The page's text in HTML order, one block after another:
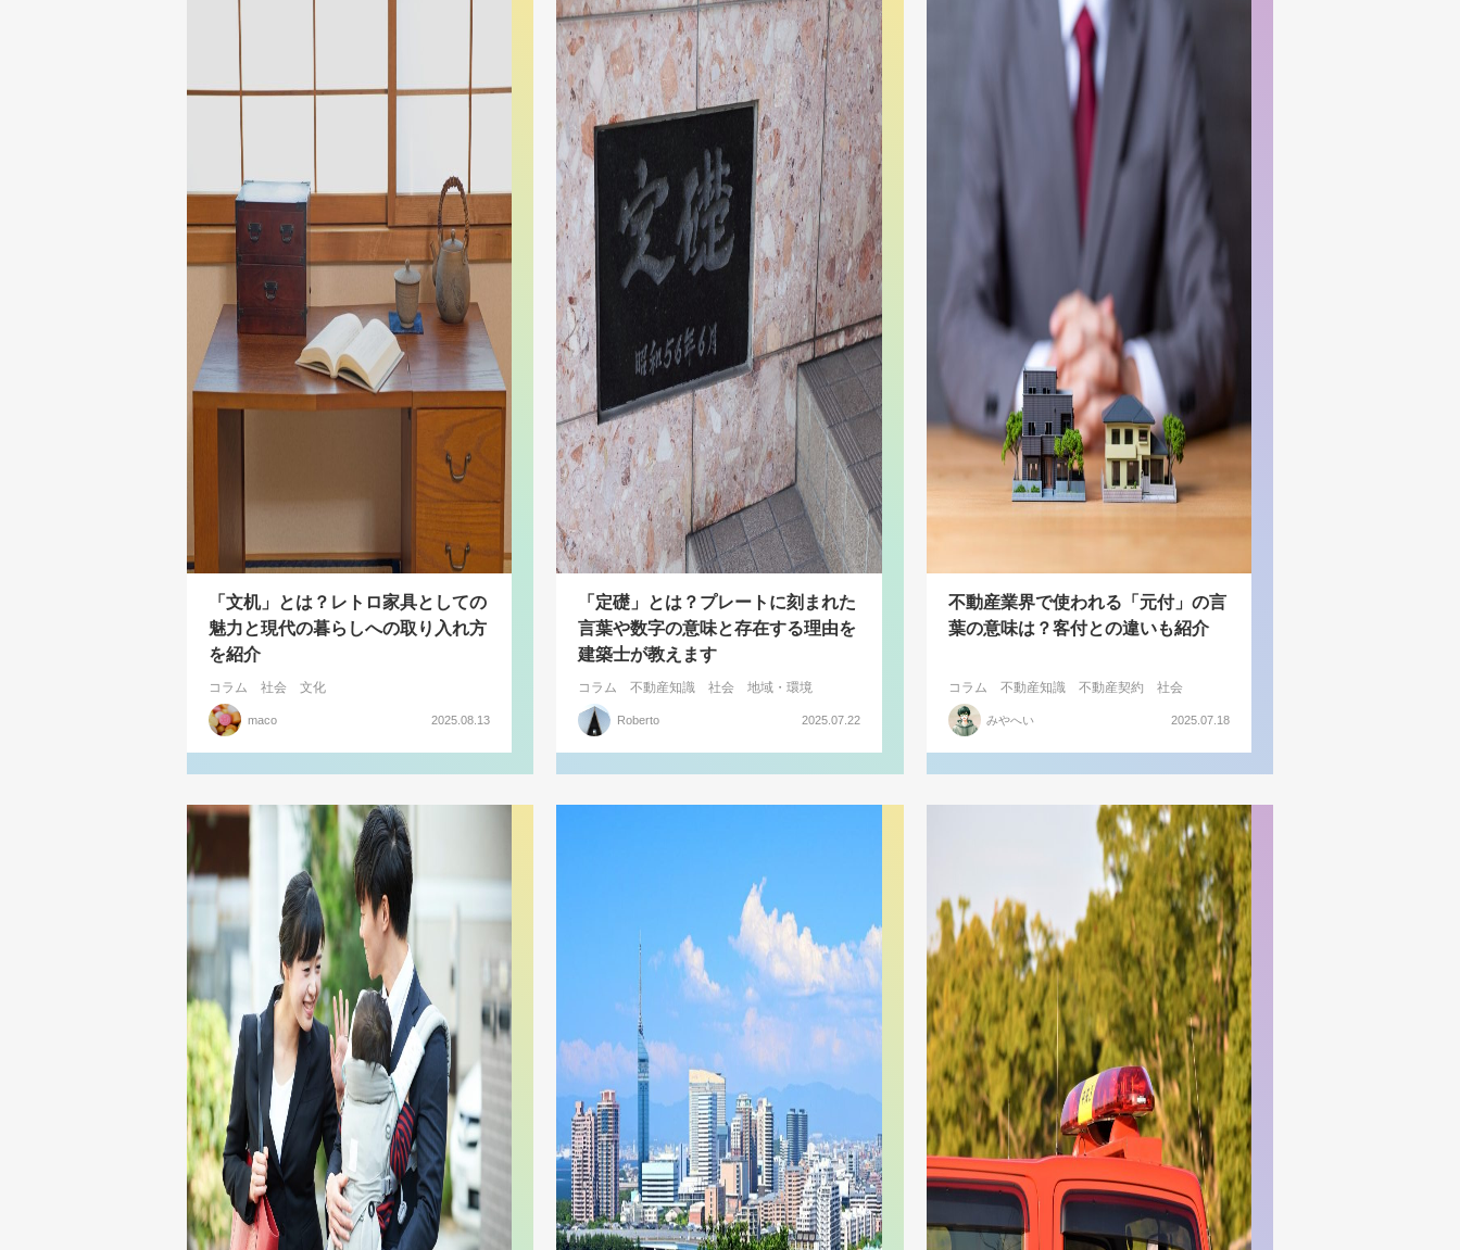
「文机」とは？レトロ家具としての
魅力と現代の暮らしへの取り入れ方
を紹介
コラム 社会 文化
maco 2025.08.13
「定礎」とは？プレートに刻まれた
言葉や数字の意味と存在する理由を
建築士が教えます
コラム 不動産知識 社会 地域・環境
Roberto 2025.07.22
不動産業界で使われる「元付」の言
葉の意味は？客付との違いも紹介
コラム 不動産知識 不動産契約 社会
みやへい 2025.07.18